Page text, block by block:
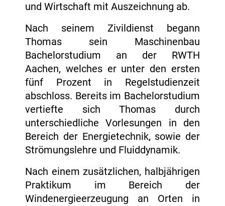
und Wirtschaft mit Auszeichnung ab.
Nach seinem Zivildienst begann
Thomas sein Maschinenbau
Bachelorstudium an der RWTH
Aachen, welches er unter den ersten
fünf Prozent in Regelstudienzeit
abschloss. Bereits im Bachelorstudium
vertiefte sich Thomas durch
unterschiedliche Vorlesungen in den
Bereich der Energietechnik, sowie der
Strömungslehre und Fluiddynamik.
Nach einem zusätzlichen, halbjährigen
Praktikum im Bereich der
Windenergieerzeugung an Orten in